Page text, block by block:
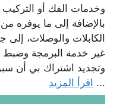
وخدمات الفك أو
بالإضافة إلى ما يوفره
الكابلات والوصلات، إلى
غير خدمة البرمجة وضبط
وتجديد اشتراك بي أن
... اقرأ المزيد